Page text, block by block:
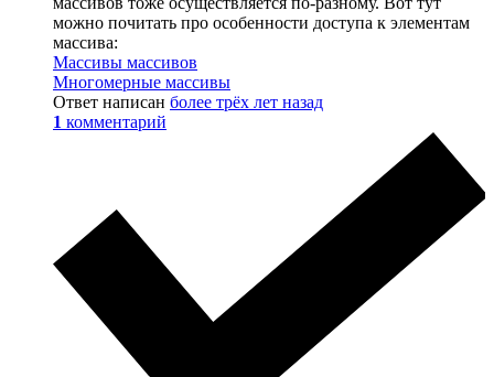
можно почитать про особенности доступа к элементам
массива:
Массивы массивов
Многомерные массивы
Ответ написан более трёх лет назад
1 комментарий